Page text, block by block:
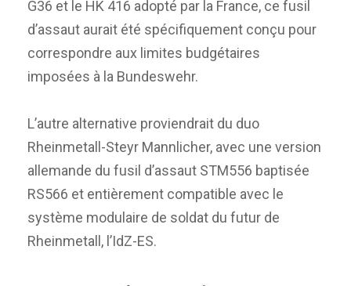
G36 et le HK 416 adopté par la France, ce fusil
d’assaut aurait été spécifiquement conçu pour
correspondre aux limites budgétaires
imposées à la Bundeswehr.
L’autre alternative proviendrait du duo
Rheinmetall-Steyr Mannlicher, avec une version
allemande du fusil d’assaut STM556 baptisée
RS566 et entièrement compatible avec le
système modulaire de soldat du futur de
Rheinmetall, l’IdZ-ES.